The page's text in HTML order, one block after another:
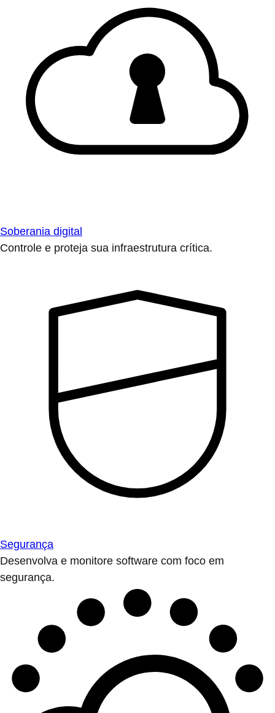
Soberania digital
Controle e proteja sua infraestrutura crítica.
Segurança
Desenvolva e monitore software com foco em
segurança.